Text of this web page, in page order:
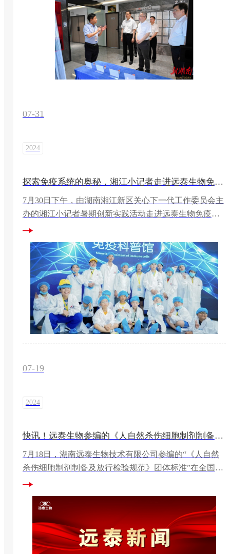
07-31
2024
探索免疫系统的奥秘，湘江小记者走进远泰生物免疫科普馆
7月30日下午，由湖南湘江新区关心下一代工作委员会主
办的湘江小记者暑期创新实践活动走进远泰生物免疫科
普馆
07-19
2024
快讯！远泰生物参编的《人自然杀伤细胞制剂制备及放行检验规范》团体标准发布
​7月18日，湖南远泰生物技术有限公司参编的“《人自然
杀伤细胞制剂制备及放行检验规范》团体标准”在全国团
体标准信息平台上正式发布。